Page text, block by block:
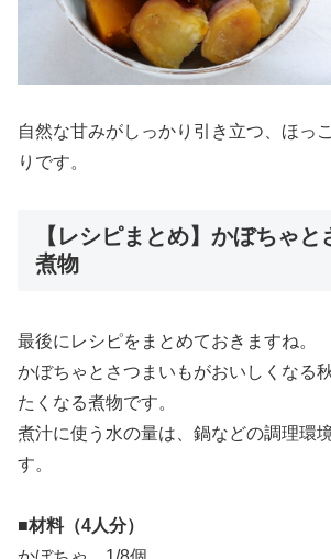
自然な甘みがしっかり引き立つ、ほっ
りです。
【レシピまとめ】かぼちゃ
煮物
最後にレシピをまとめておきますね。
かぼちゃとさつまいもがおいしくなる
たくなる煮物です。
煮汁に使う水の量は、鍋などの調理環
す。
■材料（4人分）